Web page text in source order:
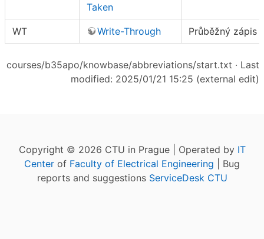
Taken
WT Write-Through Průběžný zápis
courses/b35apo/knowbase/abbreviations/start.txt · Last
modified: 2025/01/21 15:25 (external edit)
Copyright © 2026 CTU in Prague | Operated by IT
Center of Faculty of Electrical Engineering | Bug
reports and suggestions ServiceDesk CTU